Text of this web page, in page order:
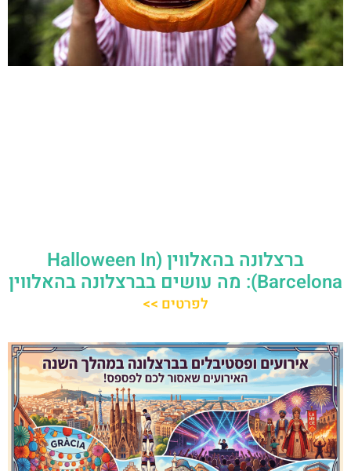
ברצלונה בהאלווין (Halloween In
Barcelona): מה עושים בברצלונה בהאלווין
לפרטים >>